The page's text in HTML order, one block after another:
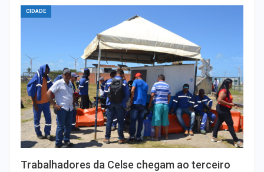
CIDADE
Trabalhadores da Celse chegam ao terceiro